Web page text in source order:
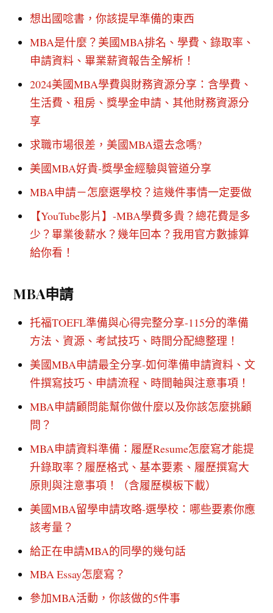
想出國唸書，你該提早準備的東西
MBA是什麼？美國MBA排名、學費、錄取率、
申請資料、畢業薪資報告全解析！
2024美國MBA學費與財務資源分享：含學費、
生活費、租房、獎學金申請、其他財務資源分
享
求職市場很差，美國MBA還去念嗎?
美國MBA好貴-獎學金經驗與管道分享
MBA申請－怎麼選學校？這幾件事情一定要做
【YouTube影片】-MBA學費多貴？總花費是多
少？畢業後薪水？幾年回本？我用官方數據算
給你看！
MBA申請
托福TOEFL準備與心得完整分享-115分的準備
方法、資源、考試技巧、時間分配總整理！
美國MBA申請最全分享-如何準備申請資料、文
件撰寫技巧、申請流程、時間軸與注意事項！
MBA申請顧問能幫你做什麼以及你該怎麼挑顧
問？
MBA申請資料準備：履歷Resume怎麼寫才能提
升錄取率？履歷格式、基本要素、履歷撰寫大
原則與注意事項！（含履歷模板下載）
美國MBA留學申請攻略-選學校：哪些要素你應
該考量？
給正在申請MBA的同學的幾句話
MBA Essay怎麼寫？
參加MBA活動，你該做的5件事